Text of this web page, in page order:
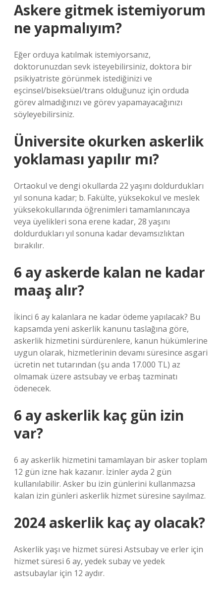
Askere gitmek istemiyorum
ne yapmalıyım?
Eğer orduya katılmak istemiyorsanız,
doktorunuzdan sevk isteyebilirsiniz, doktora bir
psikiyatriste görünmek istediğinizi ve
eşcinsel/biseksüel/trans olduğunuz için orduda
görev almadığınızı ve görev yapamayacağınızı
söyleyebilirsiniz.
Üniversite okurken askerlik
yoklaması yapılır mı?
Ortaokul ve dengi okullarda 22 yaşını doldurdukları
yıl sonuna kadar; b. Fakülte, yüksekokul ve meslek
yüksekokullarında öğrenimleri tamamlanıncaya
veya üyelikleri sona erene kadar, 28 yaşını
doldurdukları yıl sonuna kadar devamsızlıktan
bırakılır.
6 ay askerde kalan ne kadar
maaş alır?
İkinci 6 ay kalanlara ne kadar ödeme yapılacak? Bu
kapsamda yeni askerlik kanunu taslağına göre,
askerlik hizmetini sürdürenlere, kanun hükümlerine
uygun olarak, hizmetlerinin devamı süresince asgari
ücretin net tutarından (şu anda 17.000 TL) az
olmamak üzere astsubay ve erbaş tazminatı
ödenecek.
6 ay askerlik kaç gün izin
var?
6 ay askerlik hizmetini tamamlayan bir asker toplam
12 gün izne hak kazanır. İzinler ayda 2 gün
kullanılabilir. Asker bu izin günlerini kullanmazsa
kalan izin günleri askerlik hizmet süresine sayılmaz.
2024 askerlik kaç ay olacak?
Askerlik yaşı ve hizmet süresi Astsubay ve erler için
hizmet süresi 6 ay, yedek subay ve yedek
astsubaylar için 12 aydır.